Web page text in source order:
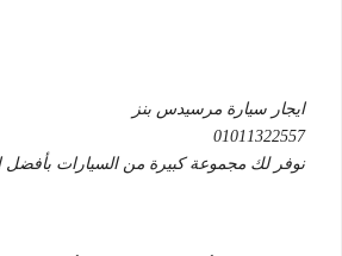
ايجار سيارة مرسيدس بنز
01011322557
نوفر لك مجموعة كبيرة من السيارات بأفضل